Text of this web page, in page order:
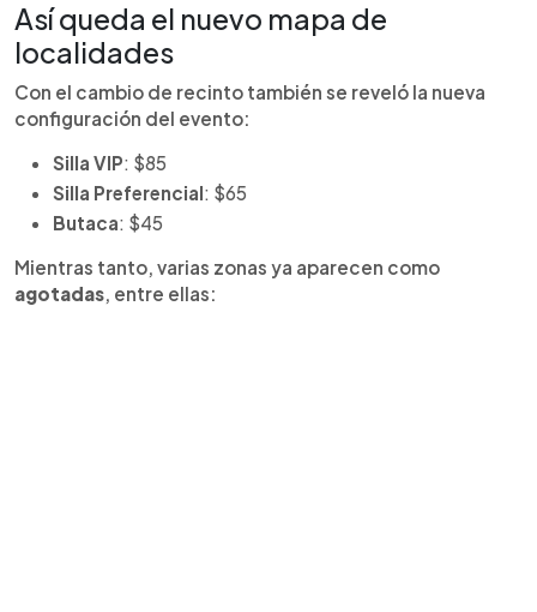
Así queda el nuevo mapa de
localidades
Con el cambio de recinto también se reveló la nueva
configuración del evento:
Silla VIP: $85
Silla Preferencial: $65
Butaca: $45
Mientras tanto, varias zonas ya aparecen como
agotadas, entre ellas: